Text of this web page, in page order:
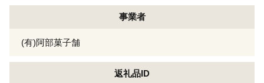
事業者
(有)阿部菓子舗
返礼品ID